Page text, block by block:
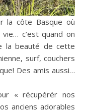
c’est quand on
la beauté de cette
surf, couchers
Des amis aussi…
« récupérér nos
anciens adorables